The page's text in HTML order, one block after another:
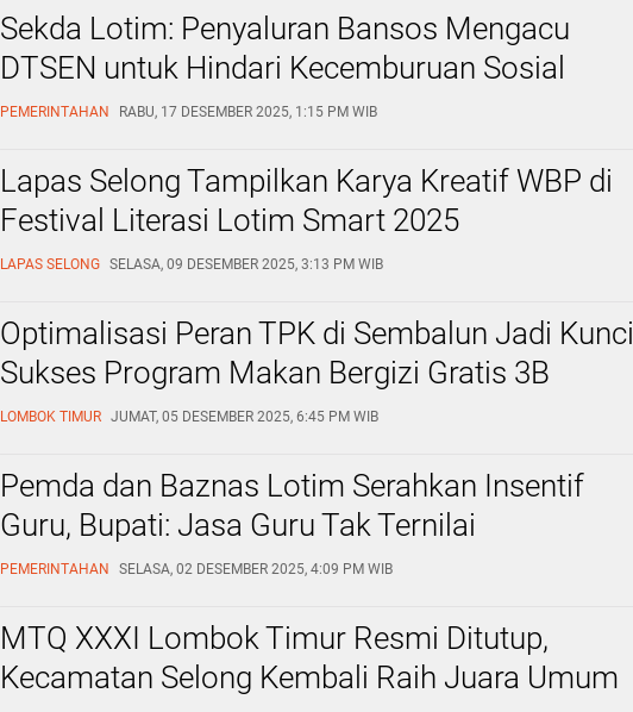
Sekda Lotim: Penyaluran Bansos Mengacu
DTSEN untuk Hindari Kecemburuan Sosial
PEMERINTAHAN RABU, 17 DESEMBER 2025, 1:15 PM WIB
Lapas Selong Tampilkan Karya Kreatif WBP di
Festival Literasi Lotim Smart 2025
LAPAS SELONG SELASA, 09 DESEMBER 2025, 3:13 PM WIB
Optimalisasi Peran TPK di Sembalun Jadi Kunci
Sukses Program Makan Bergizi Gratis 3B
LOMBOK TIMUR JUMAT, 05 DESEMBER 2025, 6:45 PM WIB
Pemda dan Baznas Lotim Serahkan Insentif
Guru, Bupati: Jasa Guru Tak Ternilai
PEMERINTAHAN SELASA, 02 DESEMBER 2025, 4:09 PM WIB
MTQ XXXI Lombok Timur Resmi Ditutup,
Kecamatan Selong Kembali Raih Juara Umum